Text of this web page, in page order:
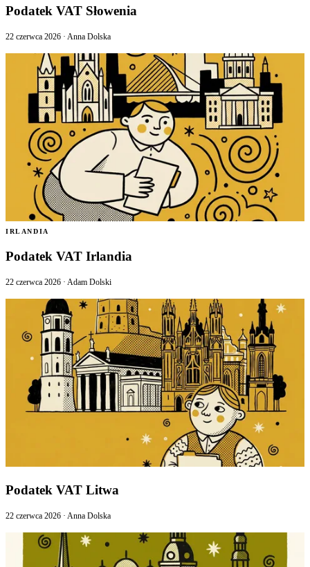
Podatek VAT Słowenia
22 czerwca 2026 · Anna Dolska
IRLANDIA
Podatek VAT Irlandia
22 czerwca 2026 · Adam Dolski
Podatek VAT Litwa
22 czerwca 2026 · Anna Dolska